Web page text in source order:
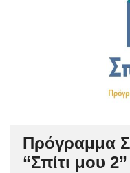
Πρόγραμμα
“Σπίτι μου 2”